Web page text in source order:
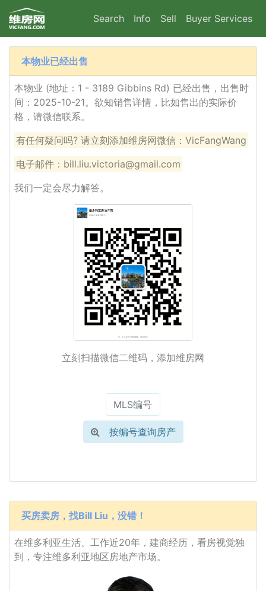
Search Info Sell Buyer Services
本物业已经出售
本物业 (地址：1 - 3189 Gibbins Rd) 已经出售，出售时
间：2025-10-21。欲知销售详情，比如售出的实际价
格，请微信联系。
有任何疑问吗? 请立刻添加维房网微信：VicFangWang
电子邮件：bill.liu.victoria@gmail.com
我们一定会尽力解答。
立刻扫描微信二维码，添加维房网
按编号查询房产
买房卖房，找Bill Liu，没错！
在维多利亚生活、工作近20年，建商经历，看房视觉独
到，专注维多利亚地区房地产市场。